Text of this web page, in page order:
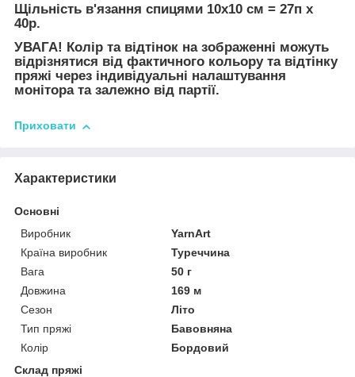
Щільність в'язання спицями 10х10 см = 27п х
40р.
УВАГА! Колір та відтінок на зображенні можуть
відрізнятися від фактичного кольору та відтінку
пряжі через індивідуальні налаштування
монітора та залежно від партії.
Приховати
Характеристики
Основні
Виробник
YarnArt
Країна виробник
Туреччина
Вага
50 г
Довжина
169 м
Сезон
Літо
Тип пряжі
Бавовняна
Колір
Бордовий
Склад пряжі